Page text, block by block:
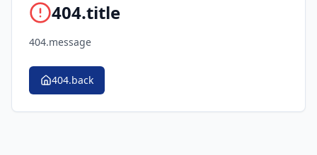
404.title
404.message
404.back